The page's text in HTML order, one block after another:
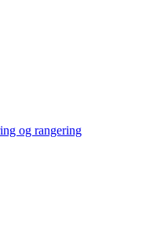
og rangering